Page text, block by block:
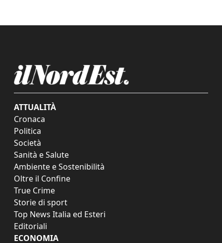
ATTUALITÀ
Cronaca
Politica
Società
Sanità e Salute
Ambiente e Sostenibilità
Oltre il Confine
True Crime
Storie di sport
Top News Italia ed Esteri
Editoriali
ECONOMIA